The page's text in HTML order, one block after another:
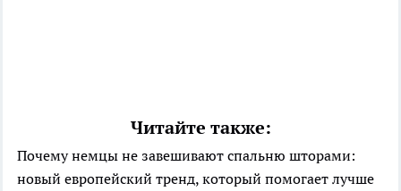
Читайте также:
Почему немцы не завешивают спальню шторами:
новый европейский тренд, который помогает лучше